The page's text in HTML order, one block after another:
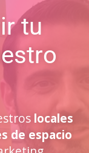
tu
locales
de espacio